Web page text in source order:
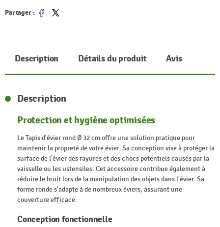
Partager :
Partager
Tweet
Description Détails du produit Avis
Description
Protection et hygiène optimisées
Le Tapis d'évier rond Ø 32 cm offre une solution pratique pour
maintenir la propreté de votre évier. Sa conception vise à protéger la
surface de l'évier des rayures et des chocs potentiels causés par la
vaisselle ou les ustensiles. Cet accessoire contribue également à
réduire le bruit lors de la manipulation des objets dans l'évier. Sa
forme ronde s'adapte à de nombreux éviers, assurant une
couverture efficace.
Conception fonctionnelle